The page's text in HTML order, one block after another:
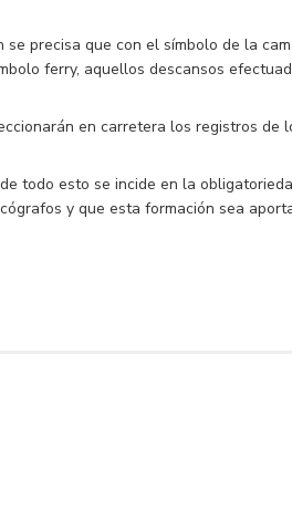
se precisa que con el símbolo de la
ferry, aquellos descansos
en carretera los registros de
todo esto se incide en la
y que esta formación sea